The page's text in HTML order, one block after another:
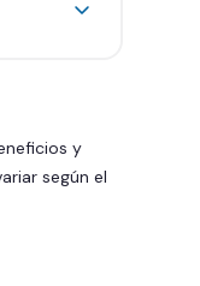
5
y
según el